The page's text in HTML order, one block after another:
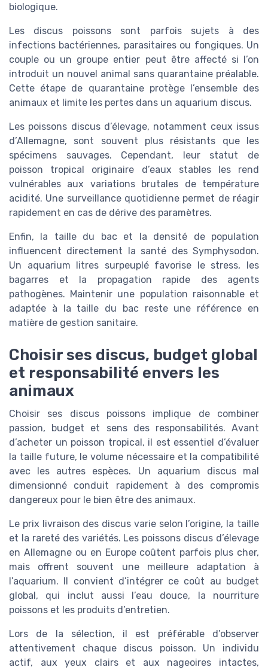
biologique.
Les discus poissons sont parfois sujets à des
infections bactériennes, parasitaires ou fongiques. Un
couple ou un groupe entier peut être affecté si l’on
introduit un nouvel animal sans quarantaine préalable.
Cette étape de quarantaine protège l’ensemble des
animaux et limite les pertes dans un aquarium discus.
Les poissons discus d’élevage, notamment ceux issus
d’Allemagne, sont souvent plus résistants que les
spécimens sauvages. Cependant, leur statut de
poisson tropical originaire d’eaux stables les rend
vulnérables aux variations brutales de température
acidité. Une surveillance quotidienne permet de réagir
rapidement en cas de dérive des paramètres.
Enfin, la taille du bac et la densité de population
influencent directement la santé des Symphysodon.
Un aquarium litres surpeuplé favorise le stress, les
bagarres et la propagation rapide des agents
pathogènes. Maintenir une population raisonnable et
adaptée à la taille du bac reste une référence en
matière de gestion sanitaire.
Choisir ses discus, budget global
et responsabilité envers les
animaux
Choisir ses discus poissons implique de combiner
passion, budget et sens des responsabilités. Avant
d’acheter un poisson tropical, il est essentiel d’évaluer
la taille future, le volume nécessaire et la compatibilité
avec les autres espèces. Un aquarium discus mal
dimensionné conduit rapidement à des compromis
dangereux pour le bien être des animaux.
Le prix livraison des discus varie selon l’origine, la taille
et la rareté des variétés. Les poissons discus d’élevage
en Allemagne ou en Europe coûtent parfois plus cher,
mais offrent souvent une meilleure adaptation à
l’aquarium. Il convient d’intégrer ce coût au budget
global, qui inclut aussi l’eau douce, la nourriture
poissons et les produits d’entretien.
Lors de la sélection, il est préférable d’observer
attentivement chaque discus poisson. Un individu
actif, aux yeux clairs et aux nageoires intactes,